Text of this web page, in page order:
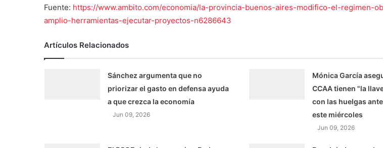
Fuente: https://www.ambito.com/economia/la-provincia-buenos-aires-modifico-el-regimen-
amplio-herramientas-ejecutar-proyectos-n6286643
Artículos Relacionados
Sánchez argumenta que no
priorizar el gasto en defensa ayuda
a que crezca la economía
Jun 09, 2026
Mónica García
CCAA tienen "la
con las huelgas ante
este miércoles
Jun 09, 2026